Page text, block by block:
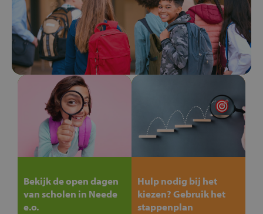
Bekijk de open dagen
van scholen in Neede
e.o.
Hulp nodig bij het
kiezen? Gebruik het
stappenplan